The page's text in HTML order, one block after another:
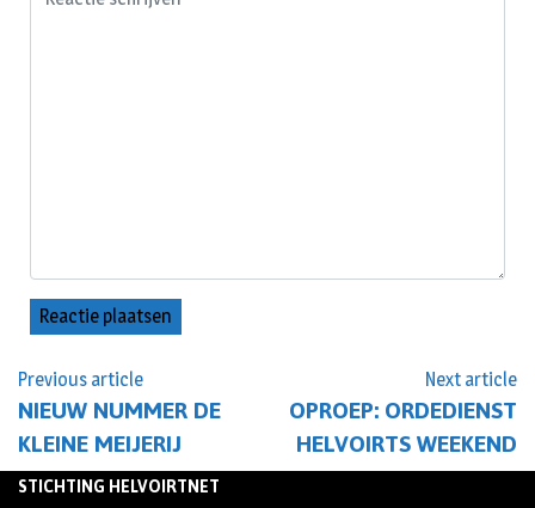
Previous article
NIEUW NUMMER DE
KLEINE MEIJERIJ
Next article
OPROEP: ORDEDIENST
HELVOIRTS WEEKEND
STICHTING HELVOIRTNET